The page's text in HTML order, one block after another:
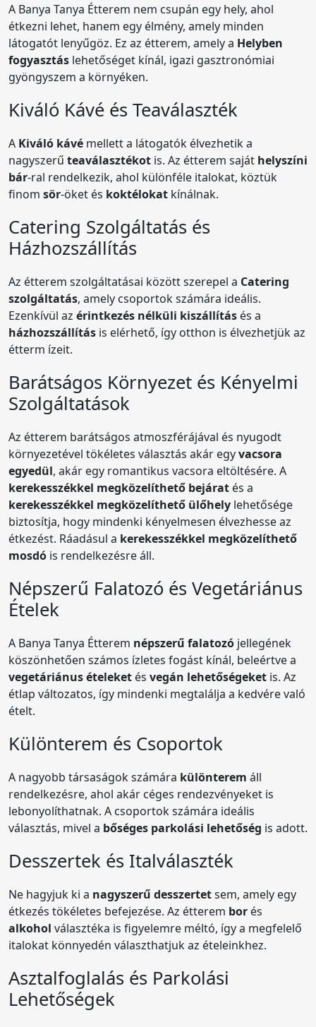
A Banya Tanya Étterem nem csupán egy hely, ahol
étkezni lehet, hanem egy élmény, amely minden
látogatót lenyűgöz. Ez az étterem, amely a Helyben
fogyasztás lehetőséget kínál, igazi gasztronómiai
gyöngyszem a környéken.
Kiváló Kávé és Teaválaszték
A Kiváló kávé mellett a látogatók élvezhetik a
nagyszerű teaválasztékot is. Az étterem saját helyszíni
bár-ral rendelkezik, ahol különféle italokat, köztük
finom sör-öket és koktélokat kínálnak.
Catering Szolgáltatás és
Házhozszállítás
Az étterem szolgáltatásai között szerepel a Catering
szolgáltatás, amely csoportok számára ideális.
Ezenkívül az érintkezés nélküli kiszállítás és a
házhozszállítás is elérhető, így otthon is élvezhetjük az
étterm ízeit.
Barátságos Környezet és Kényelmi
Szolgáltatások
Az étterem barátságos atmoszférájával és nyugodt
környezetével tökéletes választás akár egyvacsora
egyedül, akár egy romantikus vacsora eltöltésére. A
kerekesszékkel megközelíthető bejárat és a
kerekesszékkel megközelíthető ülőhely lehetősége
biztosítja, hogy mindenki kényelmesen élvezhesse az
étkezést. Ráadásul a kerekesszékkel megközelíthető
mosdó is rendelkezésre áll.
Népszerű Falatozó és Vegetáriánus
Ételek
A Banya Tanya Étterem népszerű falatozó jellegének
köszönhetően számos ízletes fogást kínál, beleértve a
vegetáriánus ételeket és vegán lehetőségeket is. Az
étlap változatos, így mindenki megtalálja a kedvére való
ételt.
Különterem és Csoportok
A nagyobb társaságok számára különterem áll
rendelkezésre, ahol akár céges rendezvényeket is
lebonyolíthatnak. A csoportok számára ideális
választás, mivel a bőséges parkolási lehetőség is adott.
Desszertek és Italválaszték
Ne hagyjuk ki a nagyszerű desszertetsem, amely egy
étkezés tökéletes befejezése. Az étterem bor és
alkohol választéka is figyelemre méltó, így a megfelelő
italokat könnyedén választhatjuk az ételeinkhez.
Asztalfoglalás és Parkolási
Lehetőségek